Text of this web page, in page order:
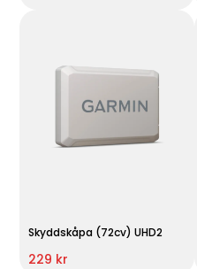
Skyddskåpa (72cv) UHD2
229 kr